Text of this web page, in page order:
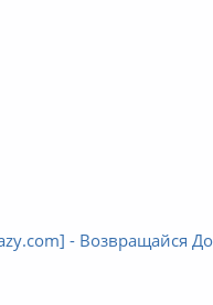
- Возвращайся